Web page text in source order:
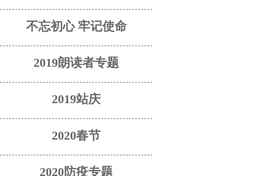
不忘初心 牢记使命
2019朗读者专题
2019站庆
2020春节
2020防疫专题